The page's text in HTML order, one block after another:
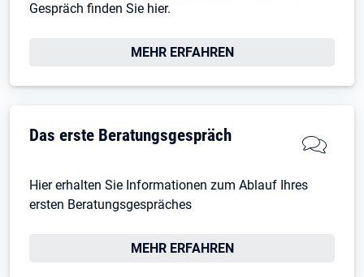
Gespräch finden Sie hier.
MEHR ERFAHREN
Das erste Beratungsgespräch
Hier erhalten Sie Informationen zum Ablauf Ihres
ersten Beratungsgespräches
MEHR ERFAHREN